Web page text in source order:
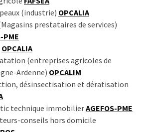
(industrie) OPCALIA
prestataires de services)
PME
OPCALIA
(entreprises agricoles de
Ardenne) OPCALIM
désinsectisation et dératisation
technique immobilierAGEFOS-PME
conseils hors domicile